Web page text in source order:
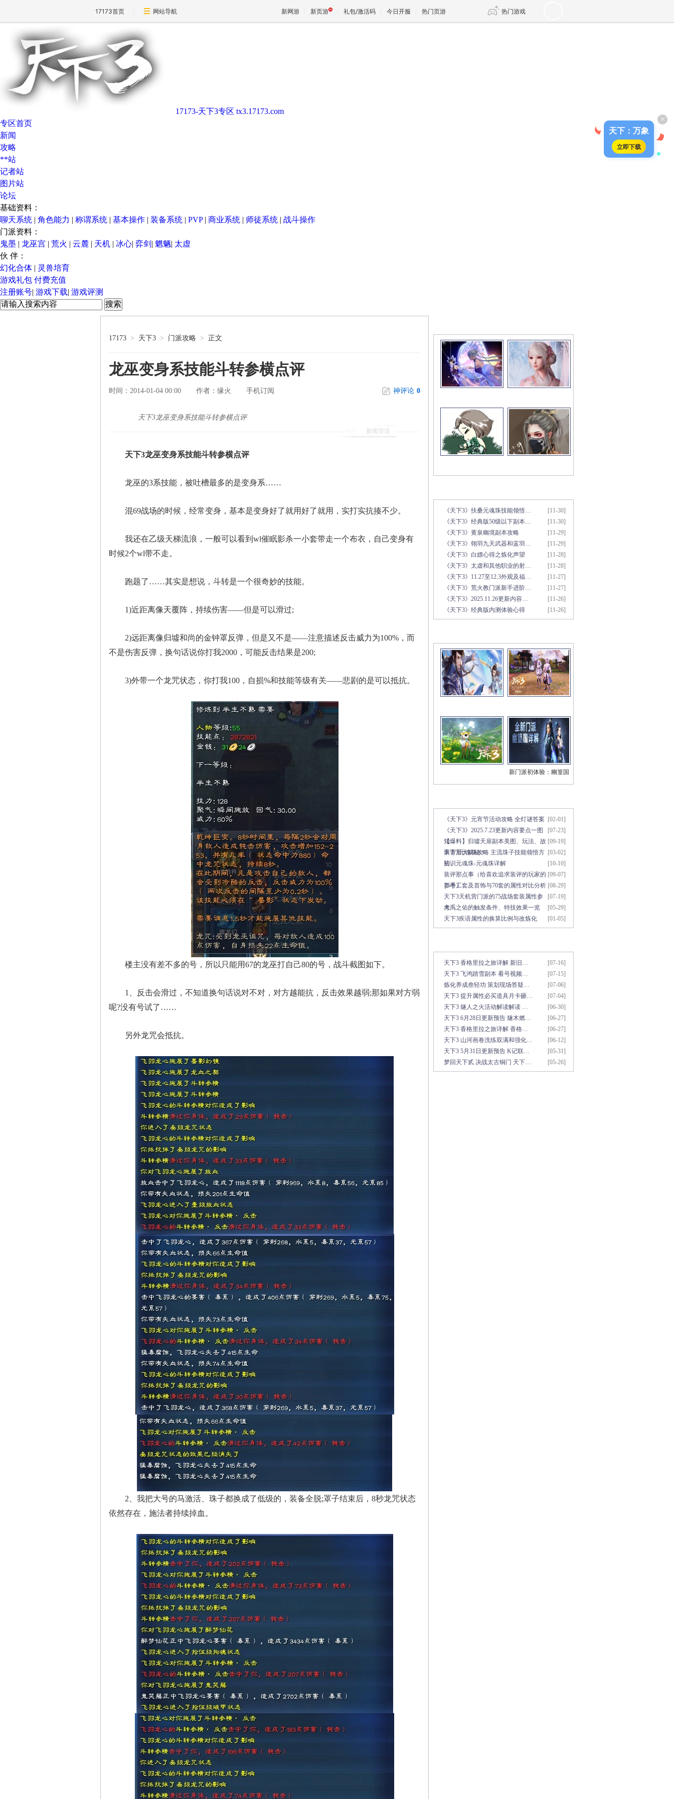
17173首页 网站导航 新网游 新页游 礼包/激活码 今日开服 热门页游 热门游戏
17173-天下3专区 tx3.17173.com
专区首页
新闻
攻略
**站
记者站
图片站
论坛
基础资料：
聊天系统 | 角色能力 | 称谓系统 | 基本操作 | 装备系统 | PVP | 商业系统 | 师徒系统 | 战斗操作
门派资料：
鬼墨 | 龙巫宫 | 荒火 | 云麓 | 天机 | 冰心| 弈剑 | 魍魉| 太虚
伙 伴：
幻化合体 | 灵兽培育
游戏礼包 付费充值
注册账号| 游戏下载| 游戏评测
17173 > 天下3 > 门派攻略 > 正文
龙巫变身系技能斗转参横点评
时间：2014-01-04 00:00 作者： 缘火 手机订阅 神评论 0
新闻导语
天下3龙巫变身系技能斗转参横点评
天下3龙巫变身系技能斗转参横点评
龙巫的3系技能，被吐槽最多的是变身系……
混69战场的时候，经常变身，基本是变身好了就用好了就用，实打实抗揍不少。
我还在乙级天梯流浪，一般可以看到wl催眠影杀一小套带走一个布衣，自己变身有
时候2个wl带不走。
跑题了……其实是想说，斗转是一个很奇妙的技能。
1)近距离像天覆阵，持续伤害——但是可以滑过;
2)远距离像归墟和尚的金钟罩反弹，但是又不是——注意描述反击威力为100%，而
不是伤害反弹，换句话说你打我2000，可能反击结果是200;
3)外带一个龙咒状态，你打我100，自损%和技能等级有关——悲剧的是可以抵抗。
楼主没有差不多的号，所以只能用67的龙巫打自己80的号，战斗截图如下。
1、反击会滑过，不知道换句话说对不对，对方越能抗，反击效果越弱;那如果对方弱
呢?没有号试了……
另外龙咒会抵抗。
2、我把大号的马激活、珠子都换成了低级的，装备全脱;罩子结束后，8秒龙咒状态
依然存在，施法者持续掉血。
[11-30]
《天下3》扶桑元魂珠技能领悟…
[11-30]
《天下3》经典版50级以下副本…
[11-29]
《天下3》黄泉幽境副本攻略
[11-29]
《天下3》翎羽九天武器和蓝羽…
[11-28]
《天下3》白嫖心得之炼化声望
[11-28]
《天下3》太虚和其他职业的射…
[11-27]
《天下3》11.27至12.3外观及福…
[11-27]
《天下3》荒火教门派新手进阶…
[11-26]
《天下3》2025.11.26更新内容…
[11-26]
《天下3》经典版内测体验心得
新门派初体验：幽篁国
[02-01]
《天下3》元宵节活动攻略 全灯谜答案
[07-23]
《天下3》2025.7.23更新内容要点一图
知
[09-19]
【爆料】归墟天扉副本美图、玩法、故
事背景大揭秘！
[03-02]
天下3元魂珠攻略 主流珠子技能领悟方
法
[10-10]
初识元魂珠-元魂珠详解
[09-07]
装评那点事（给喜欢追求装评的玩家的
参考）
[08-29]
75手工套及首饰与70套的属性对比分析
[07-19]
天下3天机营门派的75战场套装属性参
考
[05-29]
大禹之佑的触发条件、特技效果一览
[01-05]
天下3疾语属性的换算比例与改炼化
[07-16]
天下3 香格里拉之旅详解 新旧…
[07-15]
天下3 飞鸿踏雪副本 看号视频…
[07-06]
炼化养成叁轻功 策划现场答疑…
[07-04]
天下3 提升属性必买道具月卡砸…
[06-30]
天下3 燧人之火活动解读解读 …
[06-27]
天下3 6月28日更新预告 燧木燃…
[06-27]
天下3 香格里拉之旅详解 香格…
[06-12]
天下3 山河画卷洗练双满和强化…
[05-31]
天下3 5月31日更新预告 K记联…
[05-26]
梦回天下贰 决战太古铜门 天下…
×
天下：万象
立即下载